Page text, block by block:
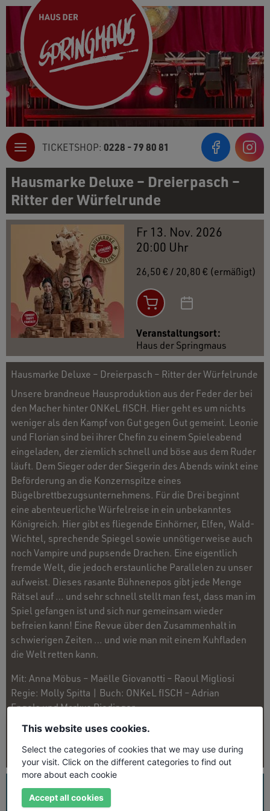
TICKETSHOP: 0228 - 79 80 81
Hausmarke Deluxe – Dreierpasch –
Ritter der Würfelrunde
Fr 13. Nov. 2026
20:00 Uhr
26,50 € / 20,80 € (ermäßigt)
Veranstaltungsort:
Haus der Springmaus
Hausmarke Deluxe – Dreierpasch – Ritter der Würfelrunde
Unsere brandneue Hausproduktion aus der Feder der bei
den Macher hinter ONKeL fISCH. Hier geht es um nichts
weniger als den Kampf von Gut gegen Gut gemeint. Leonie
und Florian sind bei ihrer Chefin zu einem Spieleabend
eingeladen, der ziemlich schnell und böse aus dem Ruder
läuft. Dem Sieger oder der Siegerin des Abends winkt eine
Beförderung an die Konzernspitze eines
Bügelbrettbezugsunternehmens. Für die Drei beginnt
eine abenteuerliche Würfelreise in ein unbekanntes
Königreich. Hier gibt es fliegende Einhörner, Elfen, Wald-
Wichtel, sprechende Spiegel sowie unnötigerweise auch
noch Vampire und pupsende Drachen. Eine eigentlich
fremde Welt, die jedoch erstaunliche Parallelen zu unser
aufweist. Dieses rasante Bühnenepos gibt jede Menge
Rätsel auf … und sehr schnell stellt man fest, dass man im
Spiel gefangen ist und sich nur gemeinsam wieder
befreien kann! Eine Revue über den Zusammenhalt in
schwierigen Zeiten … und wie man mit einem Kuhfladen
die Welt retten kann.
Mit: Anna Möbus – Maëlle Giovanotti – Raoul Migliosi
Regie: Molly Spitta | Buch: ONKeL fISCH – Adrian
Engels und Markus Riedinger
EINE PRODUKTION AUS DEM HAUS DER SPRINGMAUS
UNSER PROGRAMM
Künstler suchen
This website uses cookies.
Select the categories of cookies that we may use during
your visit. Click on the different categories to find out
more about each cookie
Accept all cookies